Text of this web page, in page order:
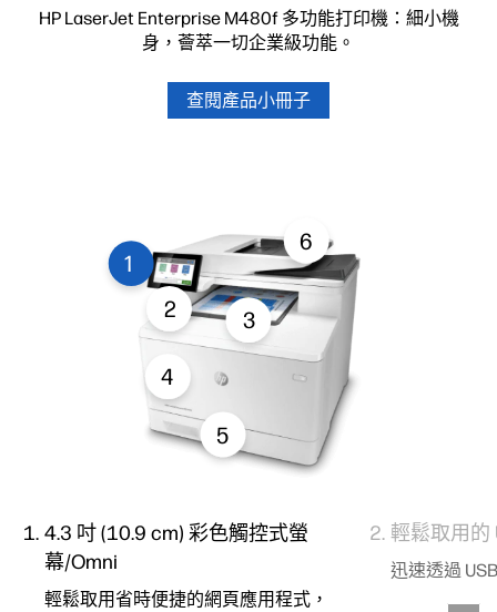
HP LaserJet Enterprise M480f 多功能打印機：細小機
身，薈萃一切企業級功能。
查閱產品小冊子
1
2
3
4
5
6
4.3 吋 (10.9 cm) 彩色觸控式螢
幕/Omni
輕鬆取用省時便捷的網頁應用程式，
輕鬆取用的
迅速透過